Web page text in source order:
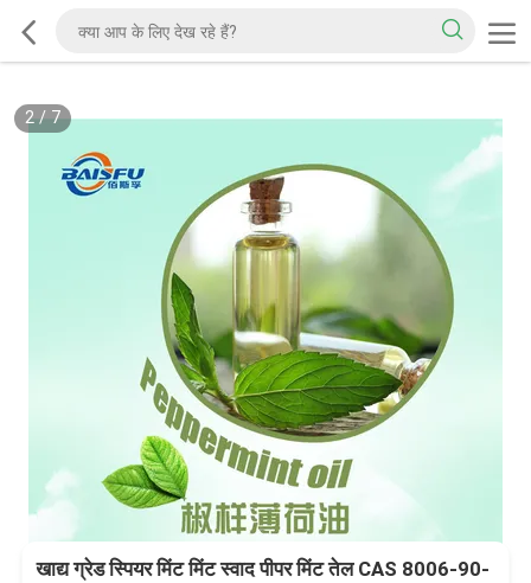
2/7
खाद्य ग्रेड स्पियर मिंट मिंट स्वाद पीपर मिंट तेल CAS 8006-90-